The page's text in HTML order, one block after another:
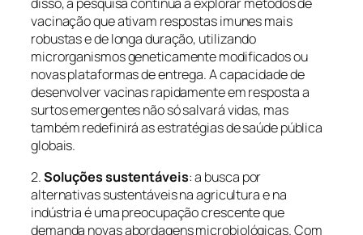
vacinação que ativam respostas imunes mais
robustas e de longa duração, utilizando
microrganismos geneticamente modificados ou
novas plataformas de entrega. A capacidade de
desenvolver vacinas rapidamente em resposta a
surtos emergentes não só salvará vidas, mas
também redefinirá as estratégias de saúde pública
globais.
2.Soluções sustentáveis: a busca por
alternativas sustentáveis na agricultura e na
indústria é uma preocupação crescente que
demanda novas abordagens microbiológicas. Com